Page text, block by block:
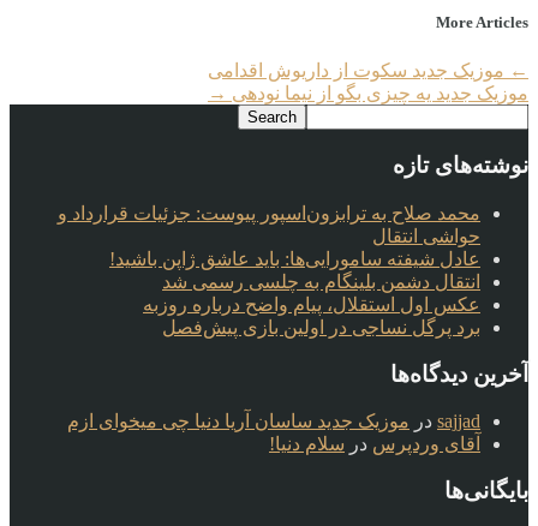
More Articles
← موزیک جدید سکوت از داریوش اقدامی
موزیک جدید یه چیزی بگو از نیما نودهی →
نوشته‌های تازه
محمد صلاح به ترابزون‌اسپور پیوست: جزئیات قرارداد و
حواشی انتقال
عادل شیفته سامورایی‌ها: باید عاشق ژاپن باشید!
انتقال دشمن بلینگام به چلسی رسمی شد
عکس اول استقلال، پیام واضح درباره روزبه
برد پرگل نساجی در اولین بازی پیش‌فصل
آخرین دیدگاه‌ها
sajjad در موزیک جدید ساسان آریا دنیا چی میخوای ازم
آقای وردپرس در سلام دنیا!
بایگانی‌ها